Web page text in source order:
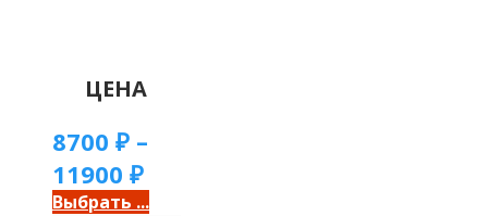
ЦЕНА
8700 ₽ –
11900 ₽
Выбрать ...